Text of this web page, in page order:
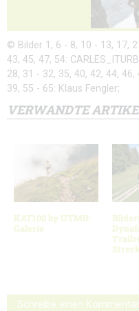
© Bilder 1, 6 - 8, 10 - 13, 17,
43, 45, 47, 54:
28, 31 - 32, 35, 40, 42, 44, 46,
39, 55 - 65: Klaus Fengler;
VERWANDTE
KAT100 by UTMB:
Galerie
Schreibe einen Kommentar